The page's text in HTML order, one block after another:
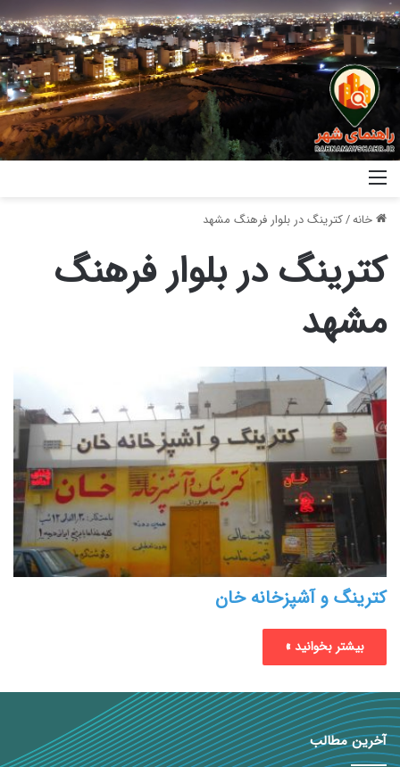
خانه/کترینگ در بلوار فرهنگ مشهد
کترینگ در بلوار فرهنگ
مشهد
کترینگ و آشپزخانه خان
بیشتر بخوانید »
آخرین مطالب